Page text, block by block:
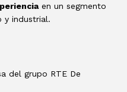
en un segmento
y industrial.
del grupo RTE De